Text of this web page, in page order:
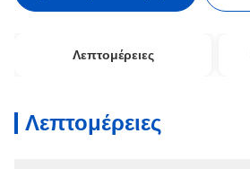
Λεπτομέρειες
Λεπτομέρειες